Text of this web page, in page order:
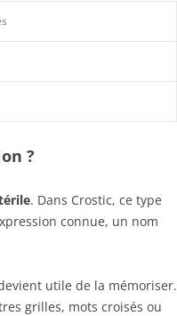
?
. Dans Crostic, ce type
connue, un nom
utile de la mémoriser.
grilles, mots croisés ou